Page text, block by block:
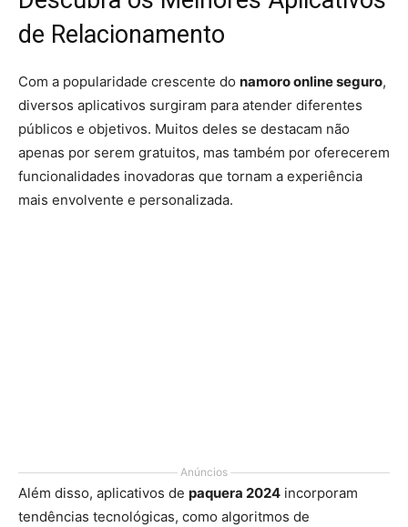
de Relacionamento
Com a popularidade crescente do namoro online seguro,
diversos aplicativos surgiram para atender diferentes
públicos e objetivos. Muitos deles se destacam não
apenas por serem gratuitos, mas também por oferecerem
funcionalidades inovadoras que tornam a experiência
mais envolvente e personalizada.
Anúncios
Além disso, aplicativos de paquera 2024 incorporam
tendências tecnológicas, como algoritmos de